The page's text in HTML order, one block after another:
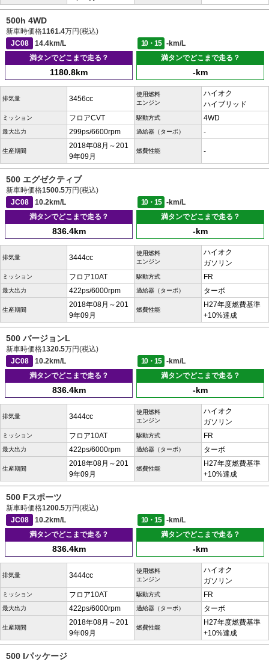
500h 4WD
新車時価格1161.4万円(税込)
JC08
14.4km/L 10・15
-km/L
満タンでどこまで走る？
1180.8km
満タンでどこまで走る？
-km
排気量 3456cc
使用燃料
エンジン
ハイオク
ハイブリッド
ミッション フロアCVT 駆動方式 4WD
最大出力 299ps/6600rpm 過給器（ターボ） -
生産期間
2018年08月～201
9年09月
燃費性能 -
500 エグゼクティブ
新車時価格1500.5万円(税込)
JC08
10.2km/L 10・15
-km/L
満タンでどこまで走る？
836.4km
満タンでどこまで走る？
-km
排気量 3444cc
使用燃料
エンジン
ハイオク
ガソリン
ミッション フロア10AT 駆動方式 FR
最大出力 422ps/6000rpm 過給器（ターボ） ターボ
生産期間
2018年08月～201
9年09月
燃費性能
H27年度燃費基準
+10%達成
500 バージョンL
新車時価格1320.5万円(税込)
JC08
10.2km/L 10・15
-km/L
満タンでどこまで走る？
836.4km
満タンでどこまで走る？
-km
排気量 3444cc
使用燃料
エンジン
ハイオク
ガソリン
ミッション フロア10AT 駆動方式 FR
最大出力 422ps/6000rpm 過給器（ターボ） ターボ
生産期間
2018年08月～201
9年09月
燃費性能
H27年度燃費基準
+10%達成
500 Fスポーツ
新車時価格1200.5万円(税込)
JC08
10.2km/L 10・15
-km/L
満タンでどこまで走る？
836.4km
満タンでどこまで走る？
-km
排気量 3444cc
使用燃料
エンジン
ハイオク
ガソリン
ミッション フロア10AT 駆動方式 FR
最大出力 422ps/6000rpm 過給器（ターボ） ターボ
生産期間
2018年08月～201
9年09月
燃費性能
H27年度燃費基準
+10%達成
500 Iパッケージ